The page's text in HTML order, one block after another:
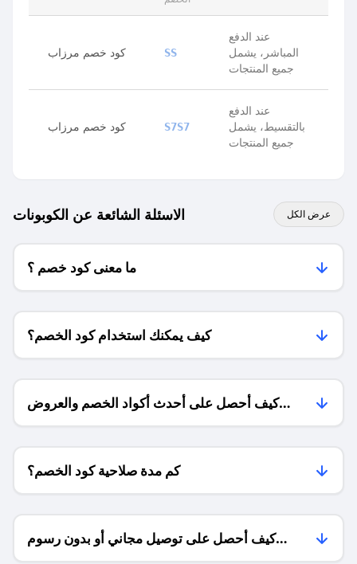
كود خصم مرزاب SS
عند الدفع
المباشر، يشمل
جميع المنتجات
كود خصم مرزاب S7S7
عند الدفع
بالتقسيط، يشمل
جميع المنتجات
الاسئلة الشائعة عن الكوبونات عرض الكل
ما معنى كود خصم ؟
كيف يمكنك استخدام كود الخصم؟
كيف أحصل على أحدث أكواد الخصم والعروض
للمتاجر؟
كم مدة صلاحية كود الخصم؟
كيف أحصل على توصيل مجاني أو بدون رسوم
الشحن ؟